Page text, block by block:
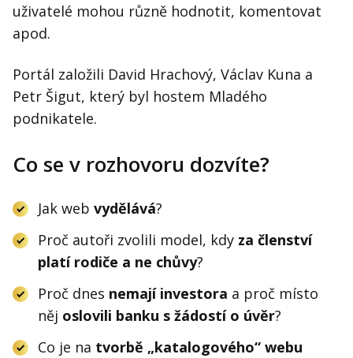
uživatelé mohou různě hodnotit, komentovat
apod.
Portál založili David Hrachový, Václav Kuna a
Petr Šigut, který byl hostem Mladého
podnikatele.
Co se v rozhovoru dozvíte?
Jak web vydělává?
Proč autoři zvolili model, kdy za členství
platí rodiče a ne chůvy?
Proč dnes nemají investora a proč místo
něj oslovili banku s žádostí o úvěr?
Co je na tvorbě „katalogového“ webu